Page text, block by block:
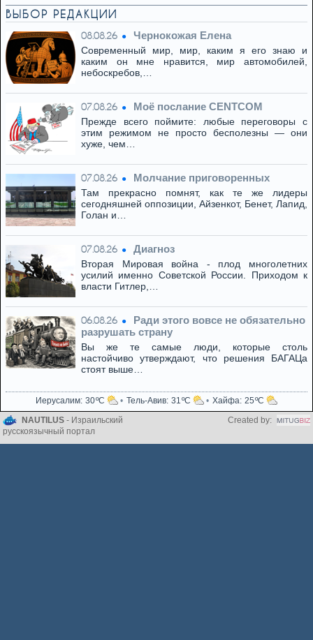
ВЫБОР РЕДАКЦИИ
08.08.26 Чернокожая Елена
Современный мир, мир, каким я его знаю и
каким он мне нравится, мир автомобилей,
небоскребов,…
07.08.26 Моё послание CENTCOM
Прежде всего поймите: любые переговоры с
этим режимом не просто бесполезны — они
хуже, чем…
07.08.26 Молчание приговоренных
Там прекрасно помнят, как те же лидеры
сегодняшней оппозиции, Айзенкот, Бенет, Лапид,
Голан и…
07.08.26 Диагноз
Вторая Мировая война - плод многолетних
усилий именно Советской России. Приходом к
власти Гитлер,…
06.08.26
Ради этого вовсе не обязательно
разрушать страну
Вы же те самые люди, которые столь
настойчиво утверждают, что решения БАГАЦа
стоят выше…
Иерусалим 30 Тель-Авив 31 Хайфа 25
NAUTILUS - Израильский
русскоязычный портал
Created by: